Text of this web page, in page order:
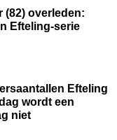
(82) overleden:
Efteling-serie
Efteling
wordt een
niet